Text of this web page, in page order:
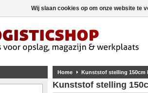
Home Kunststof stelling 150cm
Kunststof stelling
Wij slaan cookies op om onze website te